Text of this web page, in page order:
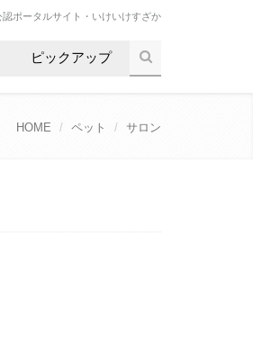
ポータルサイト・いけいけすざか
ピックアップ
HOME ペット サロン